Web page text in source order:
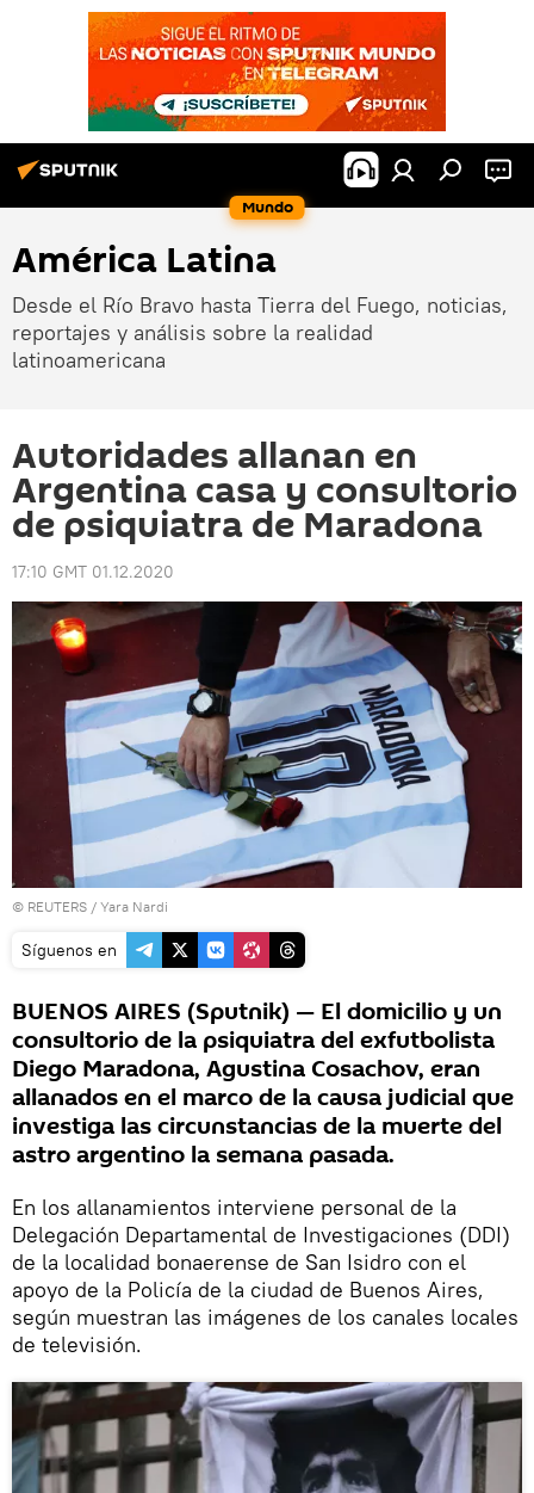
Mundo
América Latina
Desde el Río Bravo hasta Tierra del Fuego, noticias,
reportajes y análisis sobre la realidad
latinoamericana
Autoridades allanan en
Argentina casa y consultorio
de psiquiatra de Maradona
17:10 GMT 01.12.2020
© REUTERS / Yara Nardi
Síguenos en
BUENOS AIRES (Sputnik) — El domicilio y un
consultorio de la psiquiatra del exfutbolista
Diego Maradona, Agustina Cosachov, eran
allanados en el marco de la causa judicial que
investiga las circunstancias de la muerte del
astro argentino la semana pasada.
En los allanamientos interviene personal de la
Delegación Departamental de Investigaciones (DDI)
de la localidad bonaerense de San Isidro con el
apoyo de la Policía de la ciudad de Buenos Aires,
según muestran las imágenes de los canales locales
de televisión.